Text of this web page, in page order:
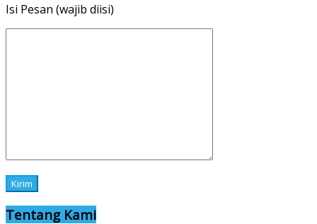
Isi Pesan (wajib diisi)
Tentang Kami